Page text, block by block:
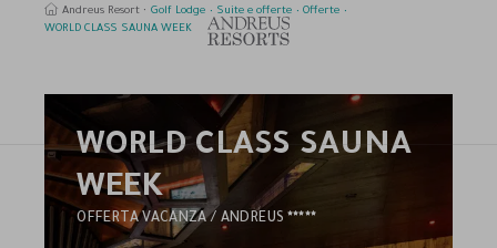
Andreus Resort Golf Lodge Suite e offerte
Offerte
WORLD CLASS SAUNA WEEK
WORLD CLASS SAUNA
WEEK
OFFERTA VACANZA / ANDREUS
5